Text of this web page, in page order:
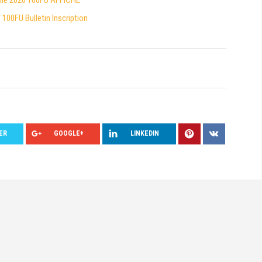
Bulletin Inscription
GOOGLE+ LINKEDIN